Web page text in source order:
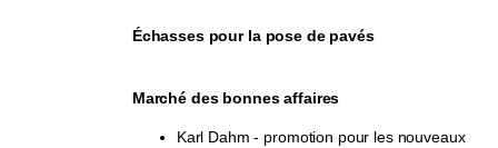
Échasses pour la pose de pavés
Marché des bonnes affaires
Karl Dahm - promotion pour les nouveaux